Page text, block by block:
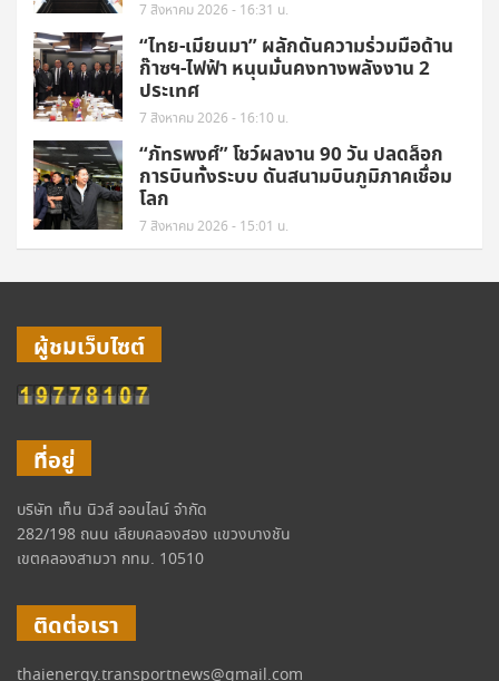
7 สิงหาคม 2026 - 16:31 น.
“ไทย-เมียนมา” ผลักดันความร่วมมือด้าน
ก๊าซฯ-ไฟฟ้า หนุนมั่นคงทางพลังงาน 2
ประเทศ
7 สิงหาคม 2026 - 16:10 น.
“ภัทรพงศ์” โชว์ผลงาน 90 วัน ปลดล็อก
การบินทั้งระบบ ดันสนามบินภูมิภาคเชื่อม
โลก
7 สิงหาคม 2026 - 15:01 น.
ผู้ชมเว็บไซต์
ที่อยู่
บริษัท เท็น นิวส์ ออนไลน์ จำกัด
282/198 ถนน เลียบคลองสอง แขวงบางชัน
เขตคลองสามวา กทม. 10510
ติดต่อเรา
thaienergy.transportnews@gmail.com